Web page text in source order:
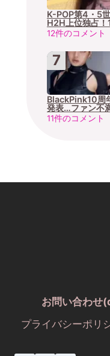
K-POP第4・5
H2H上位独占
12件のコメント
BlackPink10周
発表…ファン不
11件のコメント
お問い合わ
プライバシーポリ